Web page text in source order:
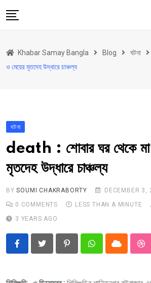
to
উত্তরবঙ্গ
আরও কিছু
Contact
Khabar Samay Hindi
Khabar Samay Bangla Blog ঘটনা
ও মেয়ের মৃতদেহ উদ্ধারে চাঞ্চল্য
ঘটনা
death : শোবার ঘর থেকে মা
মৃতদেহ উদ্ধারে চাঞ্চল্য
BYSOUMI CHAKRABORTY
DECEMBER 3,
0 COMMENTS LESS THAN A MINUTE
3 YEARS AGO
PinterestWhatsappCloud